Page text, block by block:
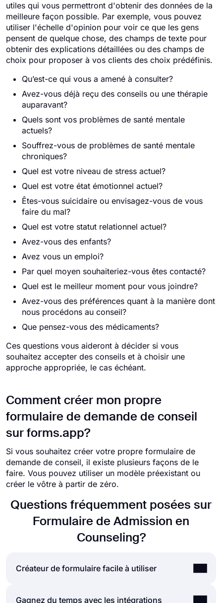
utiles qui vous permettront d'obtenir des données de la
meilleure façon possible. Par exemple, vous pouvez
utiliser l'échelle d'opinion pour voir ce que les gens
pensent de quelque chose, des champs de texte pour
obtenir des explications détaillées ou des champs de
choix pour proposer à vos clients des choix prédéfinis.
Qu’est-ce qui vous a amené à consulter?
Avez-vous déjà reçu des conseils ou une thérapie
auparavant?
Quels sont vos problèmes de santé mentale
actuels?
Souffrez-vous de problèmes de santé mentale
chroniques?
Quel est votre niveau de stress actuel?
Quel est votre état émotionnel actuel?
Êtes-vous suicidaire ou envisagez-vous de vous
faire du mal?
Quel est votre statut relationnel actuel?
Avez-vous des enfants?
Avez vous un emploi?
Par quel moyen souhaiteriez-vous êtes contacté?
Quel est le meilleur moment pour vous joindre?
Avez-vous des préférences quant à la manière dont
nous procédons au conseil?
Que pensez-vous des médicaments?
Ces questions vous aideront à décider si vous
souhaitez accepter des conseils et à choisir une
approche appropriée, le cas échéant.
Comment créer mon propre
formulaire de demande de conseil
sur forms.app?
Si vous souhaitez créer votre propre formulaire de
demande de conseil, il existe plusieurs façons de le
faire. Vous pouvez utiliser un modèle préexistant ou
créer le vôtre à partir de zéro.
Questions fréquemment posées sur
Formulaire de Admission en
Counseling?
Créateur de formulaire facile à utiliser
Créer des formulaires et des sondages en ligne est
Gagnez du temps avec les intégrations